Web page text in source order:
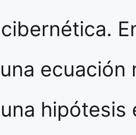
ecuación